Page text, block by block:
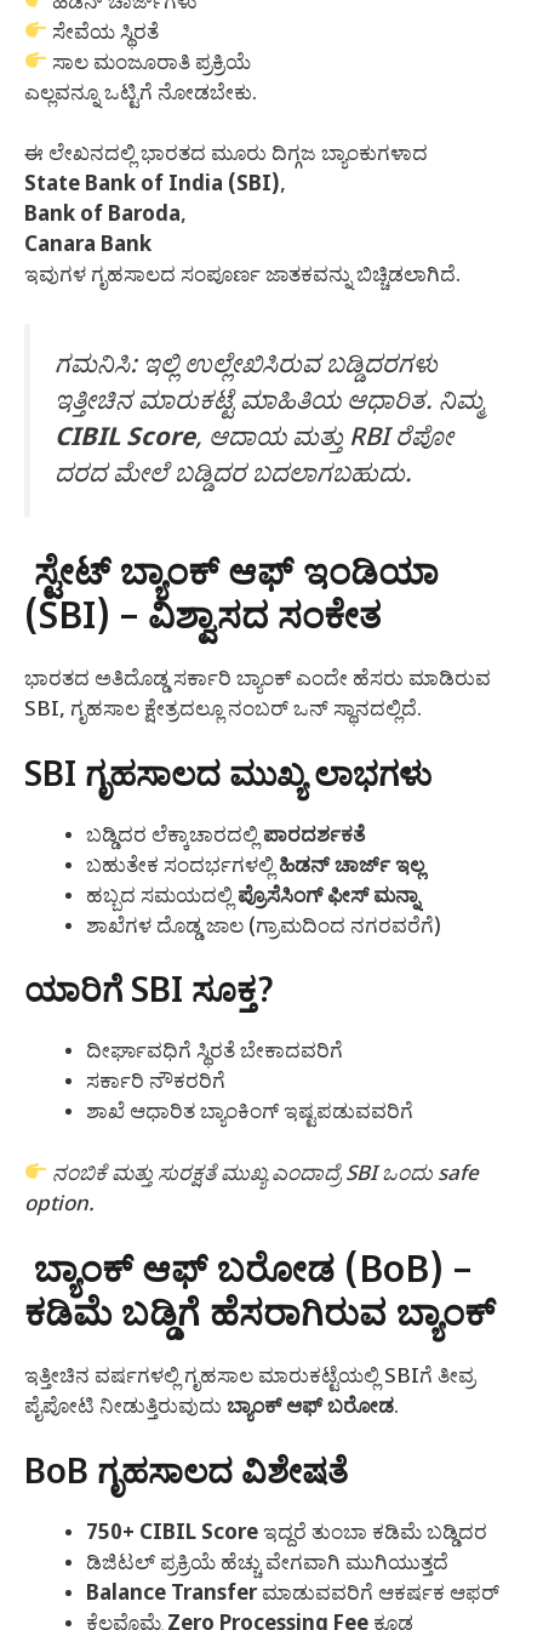
ಸೇವೆಯ ಸ್ಥಿರತೆ
ಸಾಲ ಮಂಜೂರಾತಿ ಪ್ರಕ್ರಿಯೆ
ಎಲ್ಲವನ್ನೂ ಒಟ್ಟಿಗೆ ನೋಡಬೇಕು.
ಈ ಲೇಖನದಲ್ಲಿ ಭಾರತದ ಮೂರು ದಿಗ್ಗಜ ಬ್ಯಾಂಕುಗಳಾದ
State Bank of India (SBI),
Bank of Baroda,
Canara Bank
ಇವುಗಳ ಗೃಹಸಾಲದ ಸಂಪೂರ್ಣ ಜಾತಕವನ್ನು ಬಿಚ್ಚಿಡಲಾಗಿದೆ.
ಗಮನಿಸಿ: ಇಲ್ಲಿ ಉಲ್ಲೇಖಿಸಿರುವ ಬಡ್ಡಿದರಗಳು
ಇತ್ತೀಚಿನ ಮಾರುಕಟ್ಟೆ ಮಾಹಿತಿಯ ಆಧಾರಿತ. ನಿಮ್ಮ
CIBIL Score, ಆದಾಯ ಮತ್ತು RBI ರೆಪೋ
ದರದ ಮೇಲೆ ಬಡ್ಡಿದರ ಬದಲಾಗಬಹುದು.
ಸ್ಟೇಟ್ ಬ್ಯಾಂಕ್ ಆಫ್ ಇಂಡಿಯಾ
(SBI) – ವಿಶ್ವಾಸದ ಸಂಕೇತ
ಭಾರತದ ಅತಿದೊಡ್ಡ ಸರ್ಕಾರಿ ಬ್ಯಾಂಕ್ ಎಂದೇ ಹೆಸರು ಮಾಡಿರುವ
SBI, ಗೃಹಸಾಲ ಕ್ಷೇತ್ರದಲ್ಲೂ ನಂಬರ್ ಒನ್ ಸ್ಥಾನದಲ್ಲಿದೆ.
SBI ಗೃಹಸಾಲದ ಮುಖ್ಯ ಲಾಭಗಳು
ಬಡ್ಡಿದರ ಲೆಕ್ಕಾಚಾರದಲ್ಲಿಪಾರದರ್ಶಕತೆ
ಬಹುತೇಕ ಸಂದರ್ಭಗಳಲ್ಲಿಹಿಡನ್ ಚಾರ್ಜ್ ಇಲ್ಲ
ಹಬ್ಬದ ಸಮಯದಲ್ಲಿಪ್ರೊಸೆಸಿಂಗ್ ಫೀಸ್ ಮನ್ನಾ
ಶಾಖೆಗಳ ದೊಡ್ಡ ಜಾಲ (ಗ್ರಾಮದಿಂದ ನಗರವರೆಗೆ)
ಯಾರಿಗೆ SBI ಸೂಕ್ತ?
ದೀರ್ಘಾವಧಿಗೆ ಸ್ಥಿರತೆ ಬೇಕಾದವರಿಗೆ
ಸರ್ಕಾರಿ ನೌಕರರಿಗೆ
ಶಾಖೆ ಆಧಾರಿತ ಬ್ಯಾಂಕಿಂಗ್ ಇಷ್ಟಪಡುವವರಿಗೆ
ನಂಬಿಕೆ ಮತ್ತು ಸುರಕ್ಷತೆ ಮುಖ್ಯ ಎಂದಾದ್ರೆ SBI ಒಂದು safe
option.
ಬ್ಯಾಂಕ್ ಆಫ್ ಬರೋಡ (BoB) –
ಕಡಿಮೆ ಬಡ್ಡಿಗೆ ಹೆಸರಾಗಿರುವ ಬ್ಯಾಂಕ್
ಇತ್ತೀಚಿನ ವರ್ಷಗಳಲ್ಲಿ ಗೃಹಸಾಲ ಮಾರುಕಟ್ಟೆಯಲ್ಲಿ SBIಗೆ ತೀವ್ರ
ಪೈಪೋಟಿ ನೀಡುತ್ತಿರುವುದು ಬ್ಯಾಂಕ್ ಆಫ್ ಬರೋಡ.
BoB ಗೃಹಸಾಲದ ವಿಶೇಷತೆ
750+ CIBIL Scoreಇದ್ದರೆ ತುಂಬಾ ಕಡಿಮೆ ಬಡ್ಡಿದರ
ಡಿಜಿಟಲ್ ಪ್ರಕ್ರಿಯೆ ಹೆಚ್ಚು ವೇಗವಾಗಿ ಮುಗಿಯುತ್ತದೆ
Balance Transferಮಾಡುವವರಿಗೆ ಆಕರ್ಷಕ ಆಫರ್